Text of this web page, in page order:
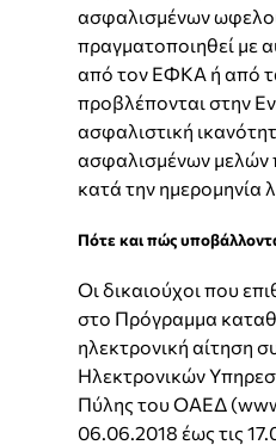
ασφαλισμένων
πραγματοποιηθεί με
από τον ΕΦΚΑ ή από
προβλέπονται στην
ασφαλιστική
ασφαλισμένων μελών
κατά την ημερομηνία
Πότε και πώς
Οι δικαιούχοι που
στο Πρόγραμμα
ηλεκτρονική αίτηση
Ηλεκτρονικών
Πύλης του ΟΑΕΔ
06.06.2018 έως τις